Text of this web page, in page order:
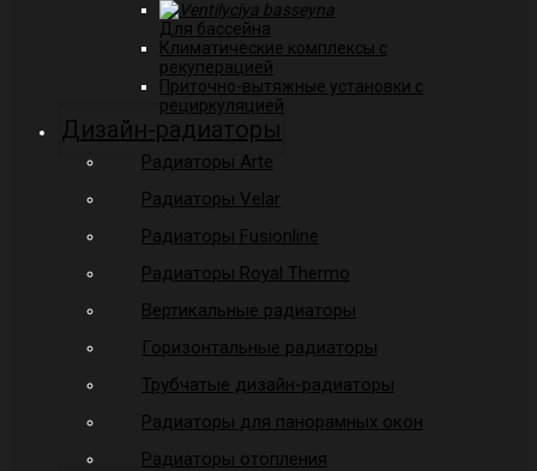
Для бассейна
Климатические комплексы с
рекуперацией
Приточно-вытяжные установки с
рециркуляцией
Дизайн-радиаторы
Радиаторы Arte
Радиаторы Velar
Радиаторы Fusionline
Радиаторы Royal Thermo
Вертикальные радиаторы
Горизонтальные радиаторы
Трубчатые дизайн-радиаторы
Радиаторы для панорамных окон
Радиаторы отопления